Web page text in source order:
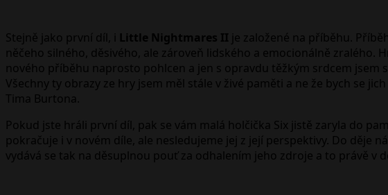
Stejně jako první díl, i Little Nightmares II je založené na příběhu.
něčeho silného, děsivého, ale zároveň lidského a emocionálně
nového příběhu naprosto pohlcen a jen s opravdu těžkým srdcem jsem
Všechny ty obrazy ze hry jsem měl stále v živé paměti a ne že bych se
Tima Burtona.
Pokud jste hráli první díl, pak se vám malá holčička Six jistě zaryla do
pokračuje i v novém díle, ale nesledujeme jej z její perspektivy. Do děje
vydává se tak na děsuplnou pouť za odhalením jeho zdroje a to právě